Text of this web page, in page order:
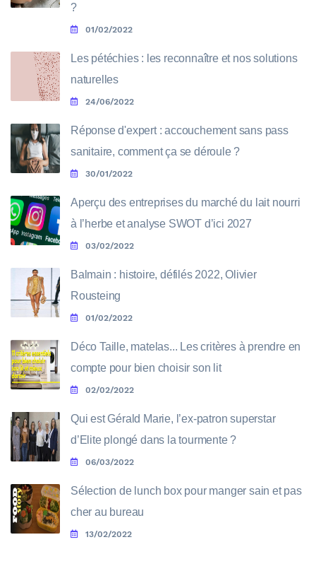
?
01/02/2022
Les pétéchies : les reconnaître et nos solutions
naturelles
24/06/2022
Réponse d'expert : accouchement sans pass
sanitaire, comment ça se déroule ?
30/01/2022
Aperçu des entreprises du marché du lait nourri
à l’herbe et analyse SWOT d’ici 2027
03/02/2022
Balmain : histoire, défilés 2022, Olivier
Rousteing
01/02/2022
Déco Taille, matelas... Les critères à prendre en
compte pour bien choisir son lit
02/02/2022
Qui est Gérald Marie, l’ex-patron superstar
d’Elite plongé dans la tourmente ?
06/03/2022
Sélection de lunch box pour manger sain et pas
cher au bureau
13/02/2022